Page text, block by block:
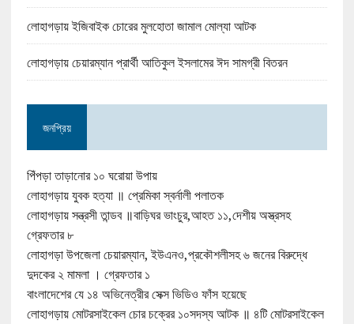
লোহাগড়ায় ইজিবাইক চোরের মুলহোতা জামাল মোল্যা আটক
লোহাগড়ায় চেয়ারম্যান প্রার্থী আতিকুল ইসলামের ঈদ সামগ্রী বিতরন
জনপ্রিয়
পিঁপড়া তাড়ানোর ১০ ঘরোয়া উপায়
লোহাগড়ায় যুবক হত্যা ॥ প্রেমিকা স্বর্নালী পলাতক
লোহাগড়ায় সন্ত্রসী তান্ডব ॥বাড়িঘর ভাংচুর,আহত ১১,দেশীয় অস্ত্রসহ
গ্রেফতার ৮
লোহাগড়া উপজেলা চেয়ারম্যান, ইউএনও,প্রকৌশলীসহ ৬ জনের বিরুদ্ধে
দুদকের ২ মামলা । গ্রেফতার ১
বাংলাদেশের যে ১৪ অভিনেত্রীর সেক্স ভিডিও ফাঁস হয়েছে
লোহাগড়ায় মোটরসাইকেল চোর চক্রের ১০সদস্য আটক ॥ ৪টি মোটরসাইকেল